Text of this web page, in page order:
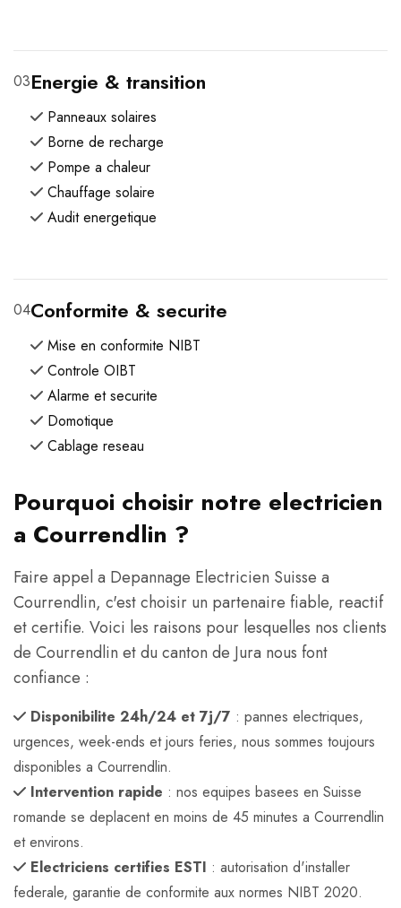
03Energie & transition
Panneaux solaires
Borne de recharge
Pompe a chaleur
Chauffage solaire
Audit energetique
04Conformite & securite
Mise en conformite NIBT
Controle OIBT
Alarme et securite
Domotique
Cablage reseau
Pourquoi choisir notre electricien
a Courrendlin ?
Faire appel a Depannage Electricien Suisse a
Courrendlin, c'est choisir un partenaire fiable, reactif
et certifie. Voici les raisons pour lesquelles nos clients
de Courrendlin et du canton de Jura nous font
confiance :
Disponibilite 24h/24 et 7j/7 : pannes electriques,
urgences, week-ends et jours feries, nous sommes toujours
disponibles a Courrendlin.
Intervention rapide : nos equipes basees en Suisse
romande se deplacent en moins de 45 minutes a Courrendlin
et environs.
Electriciens certifies ESTI : autorisation d'installer
federale, garantie de conformite aux normes NIBT 2020.